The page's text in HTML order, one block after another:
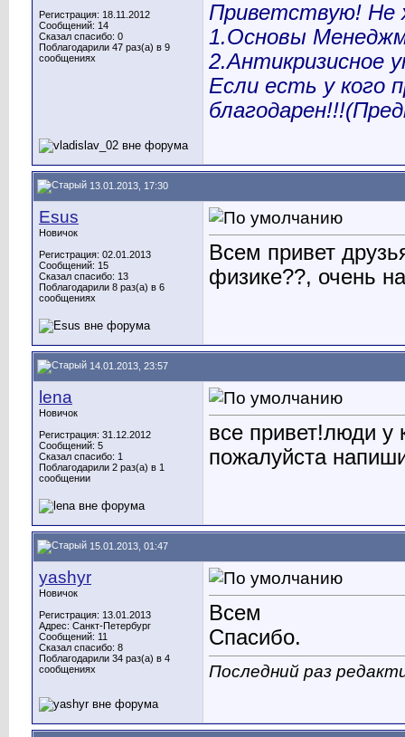
Регистрация: 18.11.2012
Сообщений: 14
Сказал спасибо: 0
Поблагодарили 47 раз(а) в 9
сообщениях
Приветствую! Не
1.Основы
2.Антикризисное
Если есть у кого
13.01.2013, 17:30
Esus
Новичок
Регистрация: 02.01.2013
Сообщений: 15
Сказал спасибо: 13
Поблагодарили 8 раз(а) в 6
сообщениях
Всем привет
физике??, очень
14.01.2013, 23:57
lena
Новичок
Регистрация: 31.12.2012
Сообщений: 5
Сказал спасибо: 1
Поблагодарили 2 раз(а) в 1
сообщении
все привет!люди у
пожалуйста
15.01.2013, 01:47
yashyr
Новичок
Регистрация: 13.01.2013
Адрес: Санкт-Петербург
Сообщений: 11
Сказал спасибо: 8
Поблагодарили 34 раз(а) в 4
сообщениях
Всем
Спасибо.
Последний раз